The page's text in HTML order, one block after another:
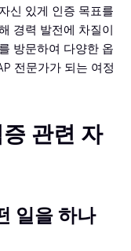
신 있게 인증 목표를
경력 발전에 차질이
를 방문하여 다양한 옵
전문가가 되는 여정
관련 자
일을 하나